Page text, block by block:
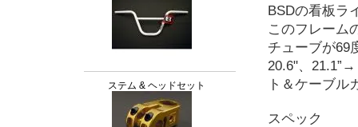
ステム & ヘッドセット
BSDの看板ラ
このフレーム
チューブが69
20.6"、
ト＆ケーブル
スペック